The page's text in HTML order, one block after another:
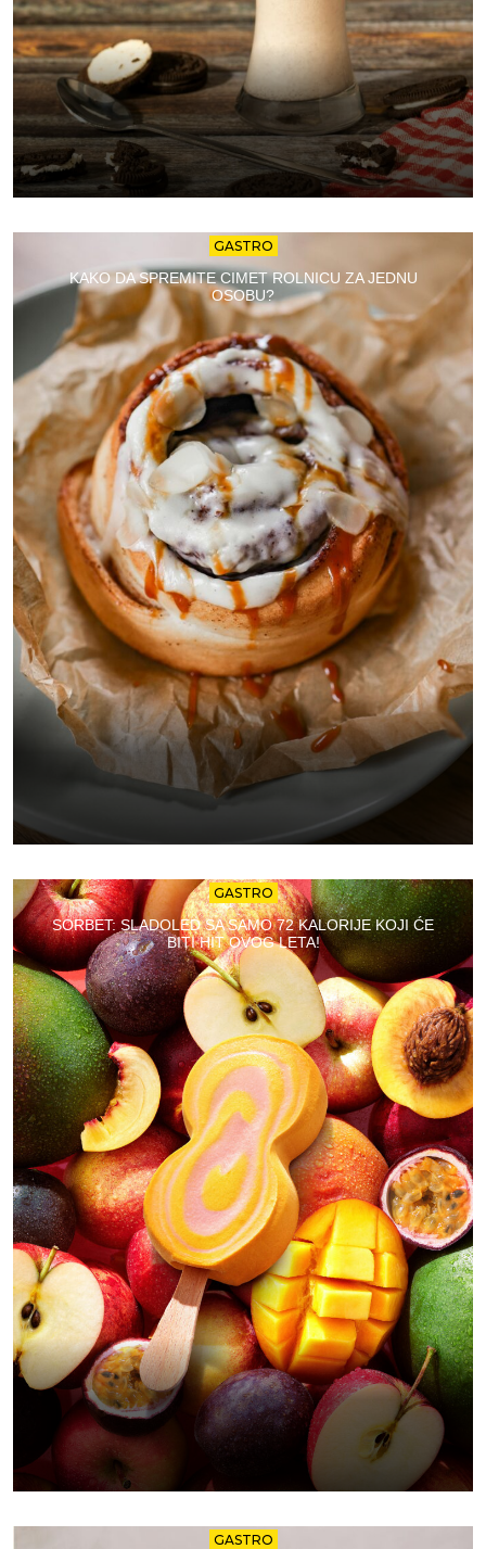
GASTRO
KAKO DA SPREMITE CIMET ROLNICU ZA JEDNU
OSOBU?
GASTRO
SORBET: SLADOLED SA SAMO 72 KALORIJE KOJI ĆE
BITI HIT OVOG LETA!
GASTRO